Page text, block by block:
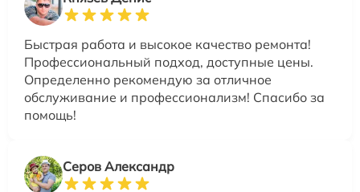
Быстрая работа и высокое качество ремонта!
Профессиональный подход, доступные цены.
Определенно рекомендую за отличное
обслуживание и профессионализм! Спасибо за
помощь!
Серов Александр